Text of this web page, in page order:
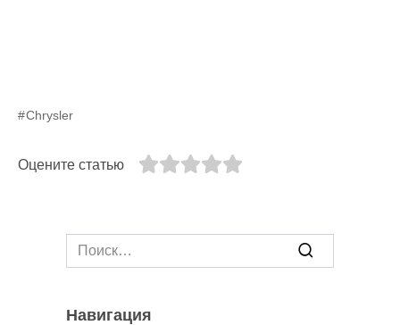
Chrysler
Оцените статью
Search
for:
Навигация